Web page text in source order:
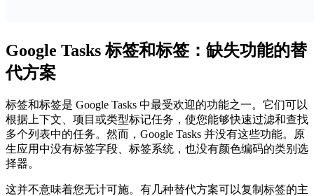
Google Tasks 标签和标签：缺失功能的替
代方案
标签和标签是 Google Tasks 中最受欢迎的功能之一。它们可以
根据上下文、项目或类型标记任务，使您能够快速过滤和查找
多个列表中的任务。然而，Google Tasks 并没有这些功能。原
生应用中没有标签字段、标签系统，也没有颜色编码的类别选
择器。
这并不意味着您无计可施。有几种替代方案可以复制标签的主